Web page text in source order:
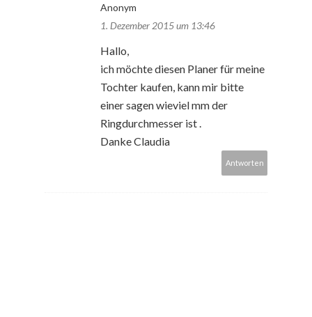
Anonym
1. Dezember 2015 um 13:46
Hallo,
ich möchte diesen Planer für meine
Tochter kaufen, kann mir bitte
einer sagen wieviel mm der
Ringdurchmesser ist .
Danke Claudia
Antworten